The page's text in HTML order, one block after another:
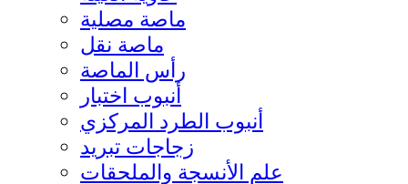
ماصة مصلية
ماصة نقل
رأس الماصة
أنبوب اختبار
أنبوب الطرد المركزي
زجاجات تبريد
علم الأنسجة والملحقات